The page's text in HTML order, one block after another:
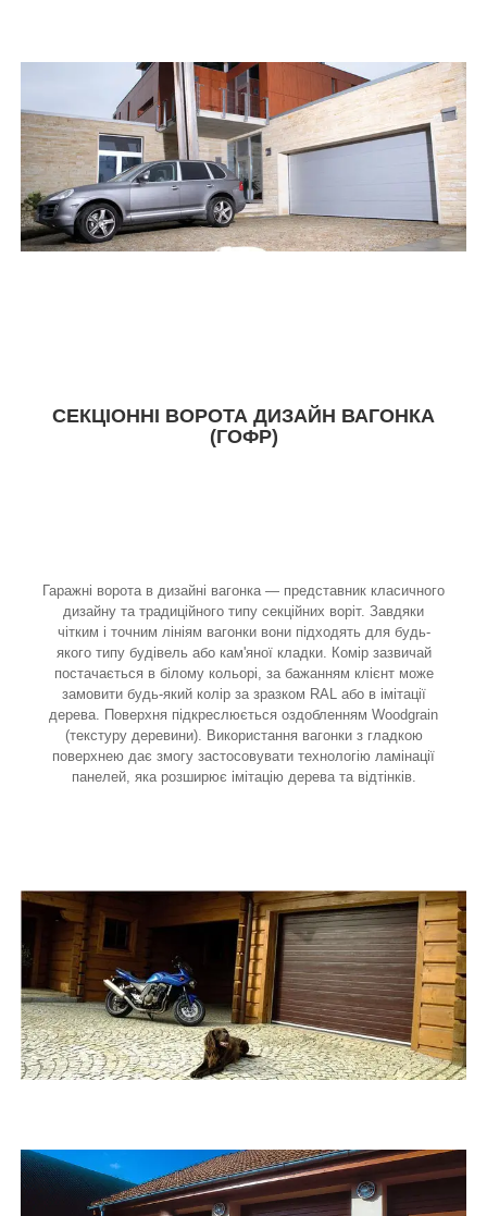
СЕКЦІОННІ ВОРОТА ДИЗАЙН ВАГОНКА
(ГОФР)
Гаражні ворота в дизайні вагонка — представник класичного
дизайну та традиційного типу секційних воріт. Завдяки
чітким і точним лініям вагонки вони підходять для будь-
якого типу будівель або кам'яної кладки. Комір зазвичай
постачається в білому кольорі, за бажанням клієнт може
замовити будь-який колір за зразком RAL або в імітації
дерева. Поверхня підкреслюється оздобленням Woodgrain
(текстуру деревини). Використання вагонки з гладкою
поверхнею дає змогу застосовувати технологію ламінації
панелей, яка розширює імітацію дерева та відтінків.